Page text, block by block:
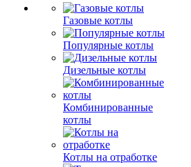
Газовые котлы
Популярные котлы
Дизельные котлы
Комбинированные
котлы
Котлы на отработке